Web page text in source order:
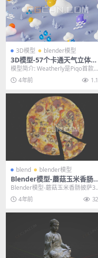
3D模型 blender模型
3D模型-57个卡通天气立体图
标模型合集 格式支持C4d/ble
nd/sketch/fig/xd
模型简介: Weatherly是Piqo首款与
天气相关的3d软件包，可在3个平
台...4年前
blend blender模型
Blender模型-蘑菇玉米香肠披
萨3D模型文件格式blend
Blender模型-蘑菇玉米香肠披萨
模型文件格式blend 其他推荐: Bl...
4年前